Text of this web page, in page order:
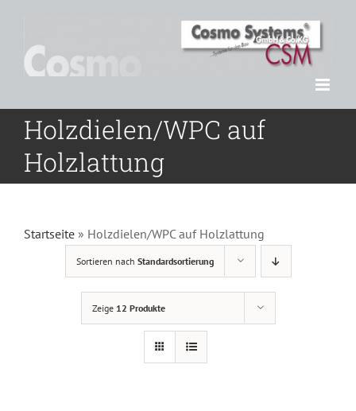
springen
Holzdielen/WPC auf
Holzlattung
Startseite » Holzdielen/WPC auf Holzlattung
Sortieren nach Standardsortierung
Zeige 12 Produkte